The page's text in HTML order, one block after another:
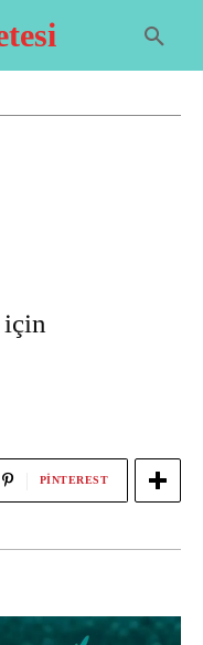
için
PINTEREST